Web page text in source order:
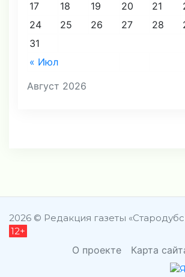
Август 2026
« Июл
17
18 19 20 21
24
25 26 27 28
31
2026 © Редакция газеты
12+
О проекте Карта